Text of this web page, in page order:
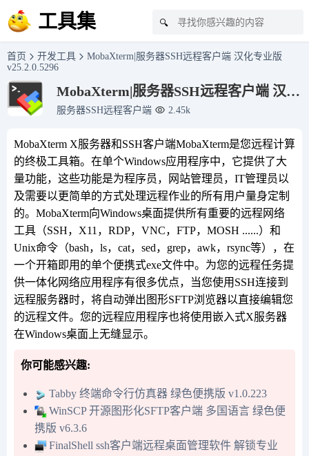
工具集 🔍
首页 开发工具
MobaXterm|服务器SSH远程客户端 汉化专业版
v25.2.0.5296
MobaXterm|服务器SSH远程客户端 汉化
专业版 v25.2.0.5296
服务器SSH远程客户端 2.45k
MobaXterm X服务器和SSH客户端MobaXterm是您远程计算
的终极工具箱。在单个Windows应用程序中，它提供了大
量功能，这些功能是为程序员，网站管理员，IT管理员以
及需要以更简单的方式处理远程作业的所有用户量身定制
的。MobaXterm向Windows桌面提供所有重要的远程网络
工具（SSH，X11，RDP，VNC，FTP，MOSH ......）和
Unix命令（bash，ls，cat，sed，grep，awk，rsync等），在
一个开箱即用的单个便携式exe文件中。为您的远程任务提
供一体化网络应用程序有很多优点，当您使用SSH连接到
远程服务器时，将自动弹出图形SFTP浏览器以直接编辑您
的远程文件。您的远程应用程序也将使用嵌入式X服务器
在Windows桌面上无缝显示。
你可能感兴趣:
Tabby 终端命令行仿真器 绿色便携版 v1.0.223
WinSCP 开源图形化SFTP客户端 多国语言 绿色便
携版 v6.3.6
FinalShell ssh客户端远程桌面管理软件 解锁专业